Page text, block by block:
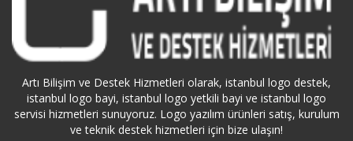
Antalya Konyaaltı Logo Servisi
Antalya Logo Servisi
Antalya Manavgat Logo Servisi
Ardahan Logo Servisi
Artı Bilişim ve Destek Hizmetleri olarak, istanbul logo destek,
istanbul logo bayi, istanbul logo yetkili bayi ve istanbul logo
servisi hizmetleri sunuyoruz. Logo yazılım ürünleri satış, kurulum
ve teknik destek hizmetleri için bize ulaşın!